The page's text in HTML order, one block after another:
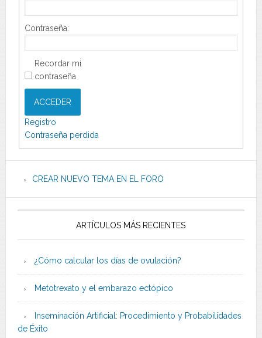
Contraseña:
Recordar mi
contraseña
ACCEDER
Registro
Contraseña perdida
CREAR NUEVO TEMA EN EL FORO
ARTÍCULOS MÁS RECIENTES
¿Cómo calcular los días de ovulación?
Metotrexato y el embarazo ectópico
Inseminación Artificial: Procedimiento y Probabilidades
de Éxito